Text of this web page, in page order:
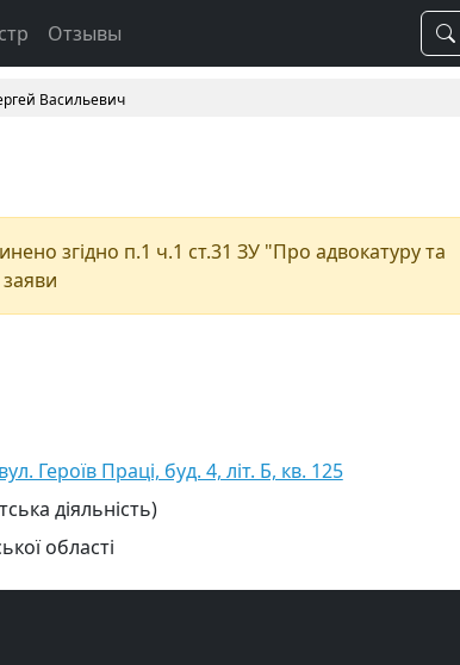
Отзывы
Васильевич
згідно п.1 ч.1 ст.31 ЗУ "Про адвокатуру та
заяви
Героїв Праці, буд. 4, літ. Б, кв. 125
діяльність)
області